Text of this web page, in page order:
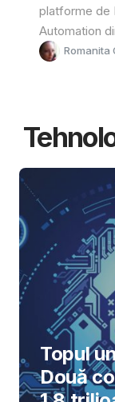
platforme de
Automation
Romanita
Topul
Două